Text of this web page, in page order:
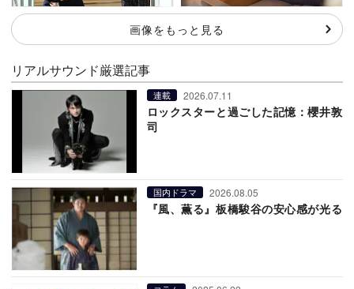
画像をもっと見る
リアルサウンド厳選記事
連載 2026.07.11
ロックスターと過ごした記憶：櫻井敦
司
国内ドラマ 2026.08.05
『風、薫る』板橋駿谷の安心感が光る